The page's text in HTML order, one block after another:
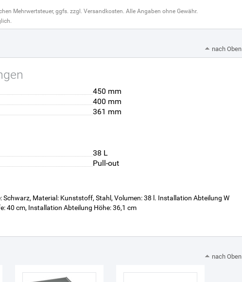
Mehrwertsteuer, ggfs. zzgl. Versandkosten. Alle Angaben ohne Gewähr.
nach Oben
450 mm
400 mm
361 mm
38 L
Pull-out
Schwarz, Material: Kunststoff, Stahl, Volumen: 38 l. Installation Abteilung W
40 cm, Installation Abteilung Höhe: 36,1 cm
nach Oben